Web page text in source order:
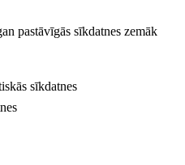
pastāvīgās sīkdatnes zemāk
sīkdatnes